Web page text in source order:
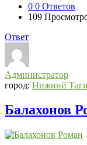
0 0 Ответов
109
Ответ
Администратор
город: Нижний
Балахонов